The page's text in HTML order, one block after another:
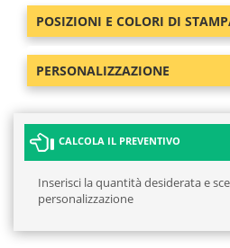
POSIZIONI E COLORI DI
PERSONALIZZAZIONE
CALCOLA IL PREVENTIVO
Inserisci la quantità desiderata e
personalizzazione